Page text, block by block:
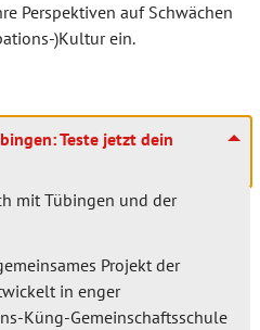
Perspektiven auf Schwächen
)Kultur ein.
Teste jetzt dein
mit Tübingen und der
Projekt der
in enger
Küng-Gemeinschaftsschule